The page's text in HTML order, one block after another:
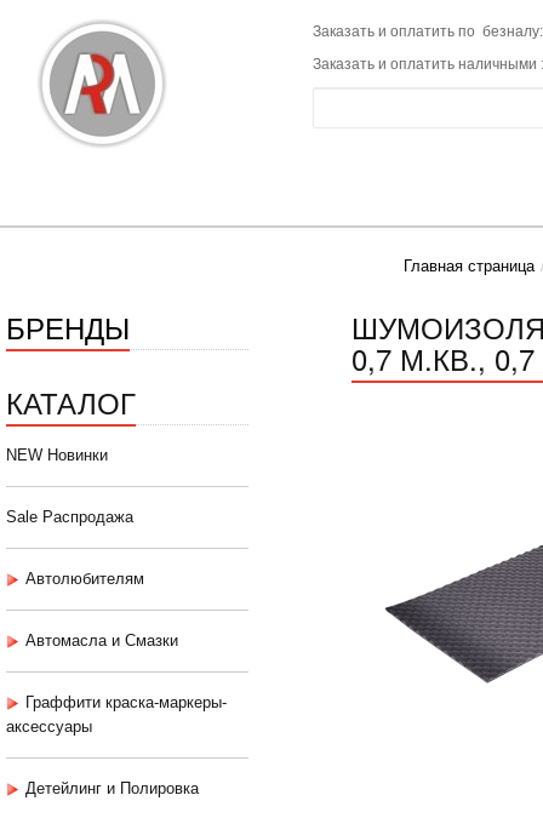
Заказать и оплатить по
Заказать и оплатить наличными
Главная страница
БРЕНДЫ
КАТАЛОГ
NEW Новинки
Sale Распродажа
Автолюбителям
Автомасла и Смазки
Граффити краска-маркеры-
аксессуары
Детейлинг и Полировка
0,7 М.КВ., 0,7